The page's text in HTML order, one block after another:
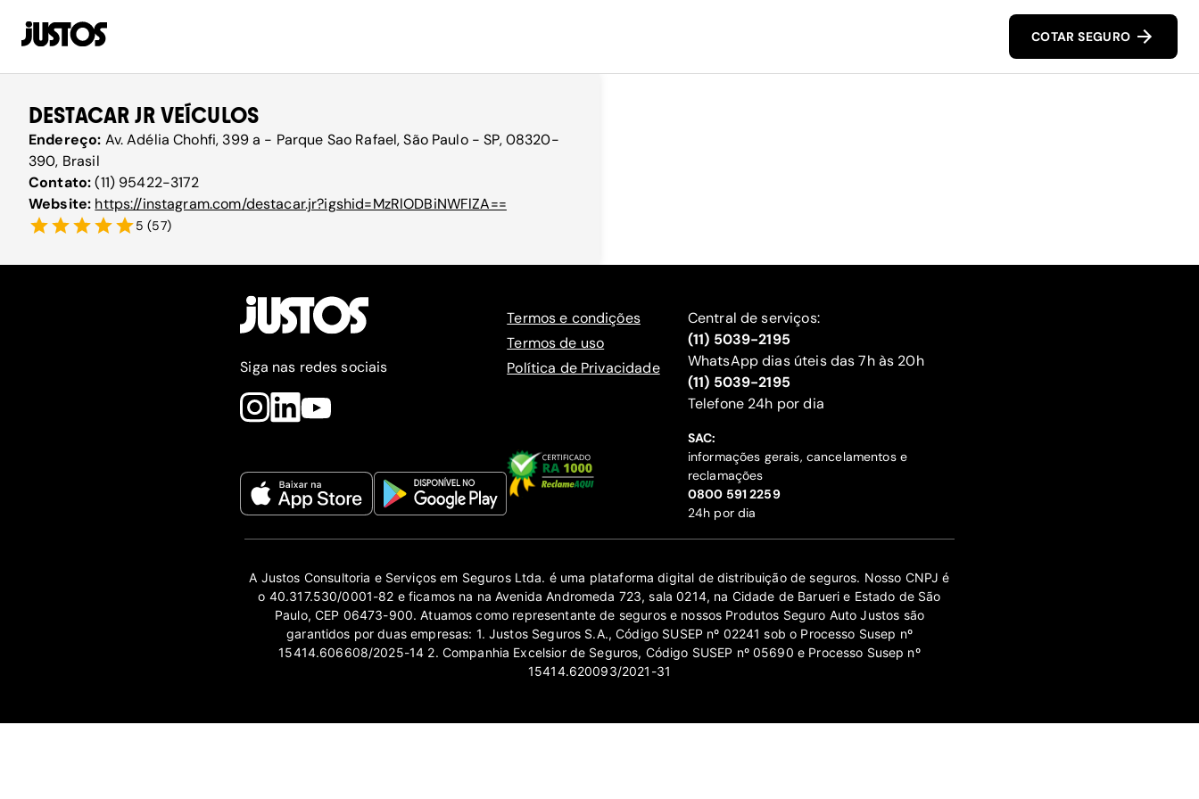
COTAR SEGURO
DESTACAR JR VEÍCULOS
Endereço: Av. Adélia Chohfi, 399 a - Parque Sao Rafael, São Paulo - SP, 08320-
390, Brasil
Contato:(11) 95422-3172
Website: https://instagram.com/destacar.jr?igshid=MzRlODBiNWFlZA==
5 (57)
Siga nas redes sociais
Termos e condições
Termos de uso
Política de Privacidade
Central de serviços:
(11) 5039-2195
WhatsApp dias úteis das 7h às 20h
(11) 5039-2195
‍Telefone 24h por dia
SAC:
informações gerais, cancelamentos e
reclamações
‍0800 591 2259
24h por dia
A Justos Consultoria e Serviços em Seguros Ltda. é uma plataforma digital de distribuição de seguros. Nosso CNPJ é
o 40.317.530/0001-82 e ficamos na na Avenida Andromeda 723, sala 0214, na Cidade de Barueri e Estado de São
Paulo, CEP 06473-900. Atuamos como representante de seguros e nossos Produtos Seguro Auto Justos são
garantidos por duas empresas: 1. Justos Seguros S.A., Código SUSEP nº 02241 sob o Processo Susep nº
15414.606608/2025-14 2. Companhia Excelsior de Seguros, Código SUSEP nº 05690 e Processo Susep nº
15414.620093/2021-31